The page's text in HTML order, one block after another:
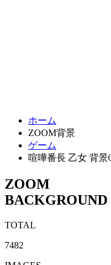
ホーム
ZOOM背景
ゲーム
喧嘩番長 乙女 背景
ZOOM
BACKGROUND
TOTAL
7482